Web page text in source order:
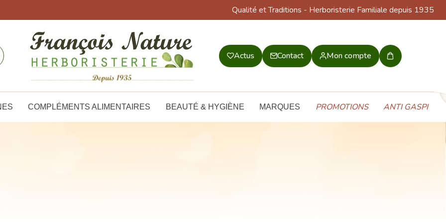
Qualité et Traditions - Herboristerie Familiale depuis 1935
Actus Contact Mon compte
Mon
COMPLÉMENTS ALIMENTAIRES BEAUTÉ & HYGIÈNE MARQUES PROMOTIONS ANTI GASPI